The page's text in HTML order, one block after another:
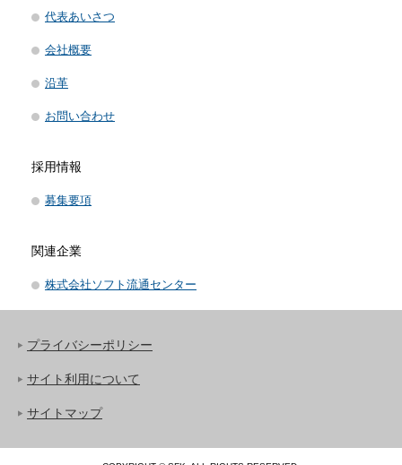
代表あいさつ
会社概要
沿革
お問い合わせ
採用情報
募集要項
関連企業
株式会社ソフト流通センター
プライバシーポリシー
サイト利用について
サイトマップ